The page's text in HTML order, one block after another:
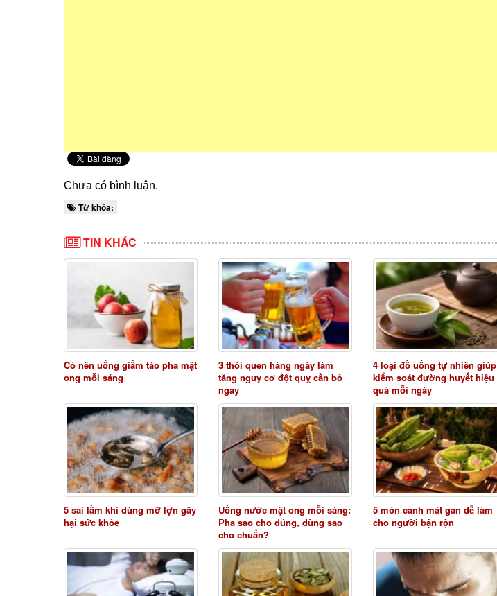
Chưa có bình luận.
Từ khóa:
TIN KHÁC
Có nên uống giấm táo pha mật
ong mỗi sáng
3 thói quen hàng ngày làm
tăng nguy cơ đột quỵ cần bỏ
ngay
4 loại đồ uống tự nhiên giúp
kiểm soát đường huyết hiệu
quả mỗi ngày
5 sai lầm khi dùng mỡ lợn gây
hại sức khỏe
Uống nước mật ong mỗi sáng:
Pha sao cho đúng, dùng sao
cho chuẩn?
5 món canh mát gan dễ làm
cho người bận rộn